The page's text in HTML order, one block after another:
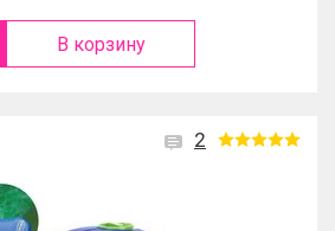
В корзину
2